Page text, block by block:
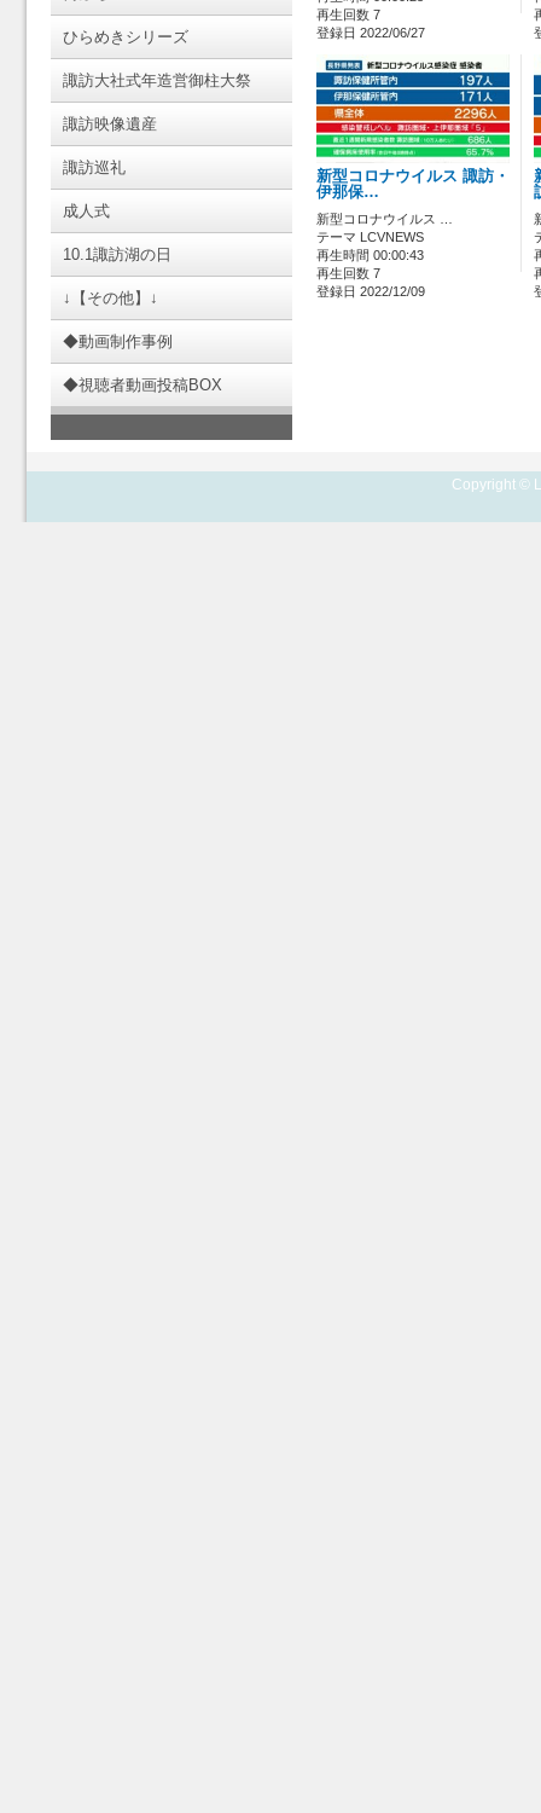
ひらめきシリーズ
諏訪大社式年造営御柱大祭
諏訪映像遺産
諏訪巡礼
成人式
10.1諏訪湖の日
↓【その他】↓
◆動画制作事例
◆視聴者動画投稿BOX
再生回数 7
登録日 2022/06/27
新型コロナウイルス 諏訪・
伊那保…
新型コロナウイルス …
テーマ LCVNEWS
再生時間 00:00:43
再生回数 7
登録日 2022/12/09
Copyright ©